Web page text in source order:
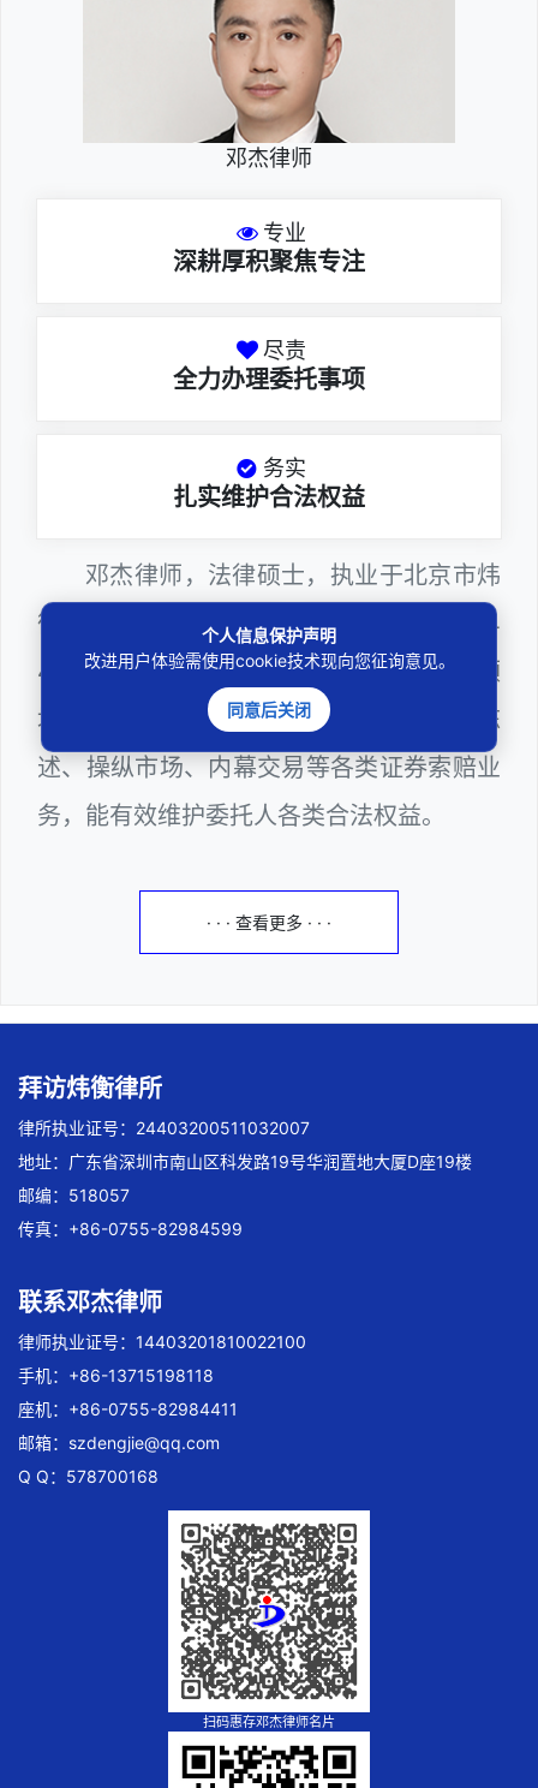
邓杰律师
专业
深耕厚积聚焦专注
尽责
全力办理委托事项
务实
扎实维护合法权益
邓杰律师，法律硕士，执业于北京市炜
衡（深圳）律师事务所，律师执业证号为14
403201810022100。邓杰律师熟悉证券领
域法律诉讼，擅长处理欺诈发行、虚假陈
述、操纵市场、内幕交易等各类证券索赔业
务，能有效维护委托人各类合法权益。
· · · 查看更多 · · ·
拜访炜衡律所
律所执业证号：24403200511032007
地址：广东省深圳市南山区科发路19号华润置地大厦D座19楼
邮编：518057
传真：+86-0755-82984599
联系邓杰律师
律师执业证号：14403201810022100
手机：+86-13715198118
座机：+86-0755-82984411
邮箱： szdengjie@qq.com
Q Q：578700168
扫码惠存邓杰律师名片
个人信息保护声明
改进用户体验需使用cookie技术现向您征询意见。
同意后关闭